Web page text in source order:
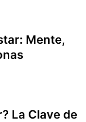
Mente,
La Clave de